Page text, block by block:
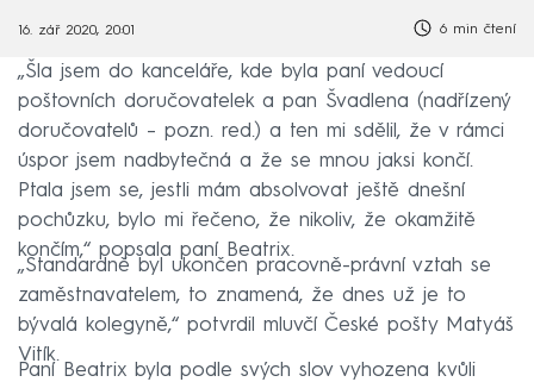
16. zář 2020, 20:01 6 min čtení
„Šla jsem do kanceláře, kde byla paní vedoucí
poštovních doručovatelek a pan Švadlena (nadřízený
doručovatelů – pozn. red.) a ten mi sdělil, že v rámci
úspor jsem nadbytečná a že se mnou jaksi končí.
Ptala jsem se, jestli mám absolvovat ještě dnešní
pochůzku, bylo mi řečeno, že nikoliv, že okamžitě
končím,“ popsala paní Beatrix.
„Standardně byl ukončen pracovně-právní vztah se
zaměstnavatelem, to znamená, že dnes už je to
bývalá kolegyně,“ potvrdil mluvčí České pošty Matyáš
Vitík.
Paní Beatrix byla podle svých slov vyhozena kvůli